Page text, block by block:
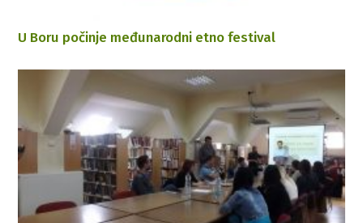
U Boru počinje međunarodni etno festival